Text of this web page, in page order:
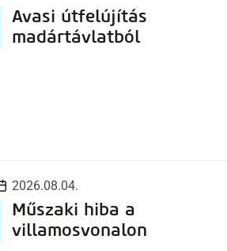
Avasi útfelújítás
madártávlatból
2026.08.04.
Műszaki hiba a
villamosvonalon